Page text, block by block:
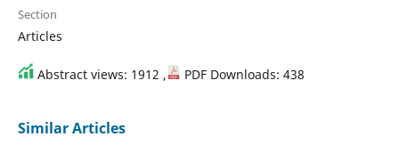
Section
Articles
Abstract views: 1912 , PDF Downloads: 438
Similar Articles